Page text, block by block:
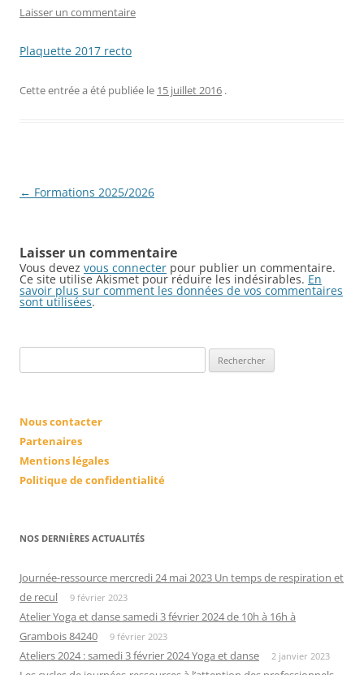
Laisser un commentaire
Plaquette 2017 recto
Cette entrée a été publiée le 15 juillet 2016 .
Navigation
← Formations 2025/2026
Laisser un commentaire
Vous devez vous connecter pour publier un commentaire.
Ce site utilise Akismet pour réduire les indésirables. En
savoir plus sur comment les données de vos commentaires
sont utilisées.
Nous contacter
Partenaires
Mentions légales
Politique de confidentialité
NOS DERNIÈRES ACTUALITÉS
Journée-ressource mercredi 24 mai 2023 Un temps de respiration et
de recul
9 février 2023
Atelier Yoga et danse samedi 3 février 2024 de 10h à 16h à
Grambois 84240
9 février 2023
Ateliers 2024 : samedi 3 février 2024 Yoga et danse 2 janvier 2023